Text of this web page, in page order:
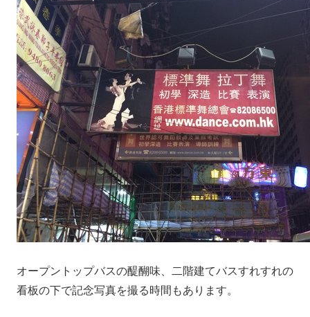
オープントップバスの醍醐味、二階建てバスすれすれの
看板の下で記念写真を撮る時間もあります。